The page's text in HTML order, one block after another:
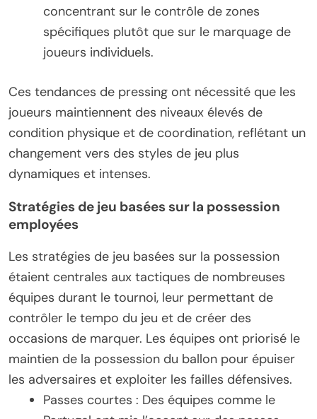
concentrant sur le contrôle de zones
spécifiques plutôt que sur le marquage de
joueurs individuels.
Ces tendances de pressing ont nécessité que les
joueurs maintiennent des niveaux élevés de
condition physique et de coordination, reflétant un
changement vers des styles de jeu plus
dynamiques et intenses.
Stratégies de jeu basées sur la possession
employées
Les stratégies de jeu basées sur la possession
étaient centrales aux tactiques de nombreuses
équipes durant le tournoi, leur permettant de
contrôler le tempo du jeu et de créer des
occasions de marquer. Les équipes ont priorisé le
maintien de la possession du ballon pour épuiser
les adversaires et exploiter les failles défensives.
Passes courtes : Des équipes comme le